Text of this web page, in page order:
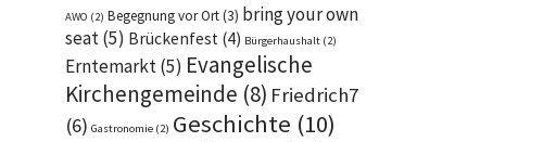
AWO (2) Begegnung vor Ort(3) bring your own
seat(5) Brückenfest (4) Bürgerhaushalt (2)
Erntemarkt(5) Evangelische
Kirchengemeinde (8) Friedrich7
(6) Gastronomie (2) Geschichte (10)